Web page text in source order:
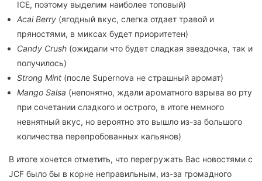
ICE, поэтому выделим наиболее топовый)
Acai Berry (ягодный вкус, слегка отдает травой и
пряностями, в миксах будет приоритетен)
Candy Crush (ожидали что будет сладкая звездочка, так и
получилось)
Strong Mint (после Supernova не страшный аромат)
Mango Salsa (непонятно, ждали ароматного взрыва во рту
при сочетании сладкого и острого, в итоге немного
невнятный вкус, но вероятно это вышло из-за большого
количества перепробованных кальянов)
В итоге хочется отметить, что перегружать Вас новостями с
JCF было бы в корне неправильным, из-за громадного